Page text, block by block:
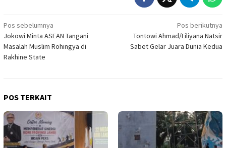
Navigasi
pos
Pos sebelumnya
Jokowi Minta ASEAN Tangani
Masalah Muslim Rohingya di
Rakhine State
Pos berikutnya
Tontowi Ahmad/Liliyana Natsir
Sabet Gelar Juara Dunia Kedua
POS TERKAIT